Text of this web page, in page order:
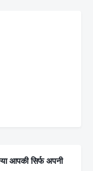
आपकी सिर्फ अपनी